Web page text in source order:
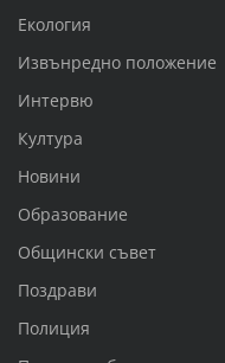
Екология
Извънредно положение
Интервю
Култура
Новини
Образование
Общински съвет
Поздрави
Полиция